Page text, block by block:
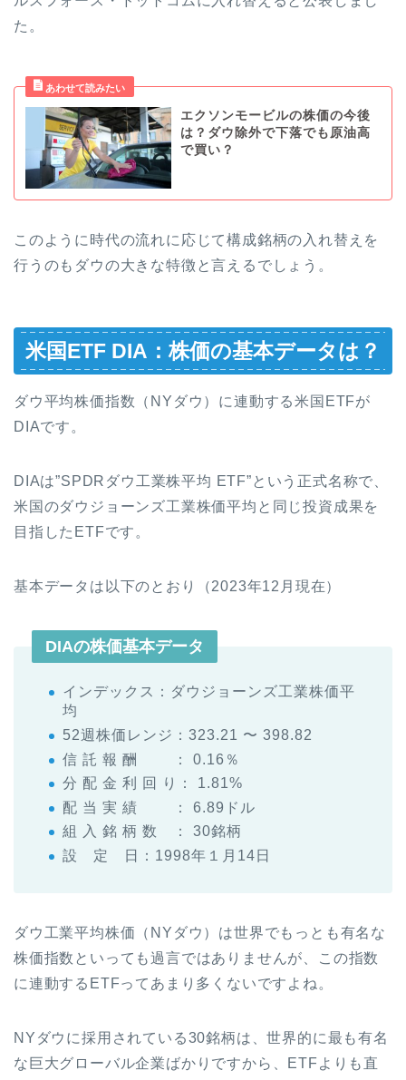
た。
エクソンモービルの株価の今後
は？ダウ除外で下落でも原油高
で買い？
このように時代の流れに応じて構成銘柄の入れ替えを
行うのもダウの大きな特徴と言えるでしょう。
米国ETF DIA：株価の基本データは？
ダウ平均株価指数（NYダウ）に連動する米国ETFが
DIAです。
DIAは”SPDRダウ工業株平均 ETF”という正式名称で、
米国のダウジョーンズ工業株価平均と同じ投資成果を
目指したETFです。
基本データは以下のとおり（2023年12月現在）
DIAの株価基本データ
インデックス：ダウジョーンズ工業株価平
均
52週株価レンジ：323.21 〜 398.82
信 託 報 酬 ： 0.16％
分 配 金 利 回 り： 1.81%
配 当 実 績 ： 6.89ドル
組 入 銘 柄 数 ： 30銘柄
設 定 日：1998年１月14日
ダウ工業平均株価（NYダウ）は世界でもっとも有名な
株価指数といっても過言ではありませんが、この指数
に連動するETFってあまり多くないですよね。
NYダウに採用されている30銘柄は、世界的に最も有名
な巨大グローバル企業ばかりですから、ETFよりも直